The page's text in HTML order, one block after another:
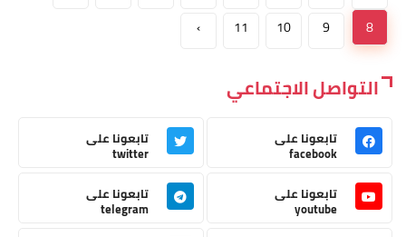
8
9
10
11
›
التواصل الاجتماعي
تابعونا على
facebook
تابعونا على
twitter
تابعونا على
youtube
تابعونا على
telegram